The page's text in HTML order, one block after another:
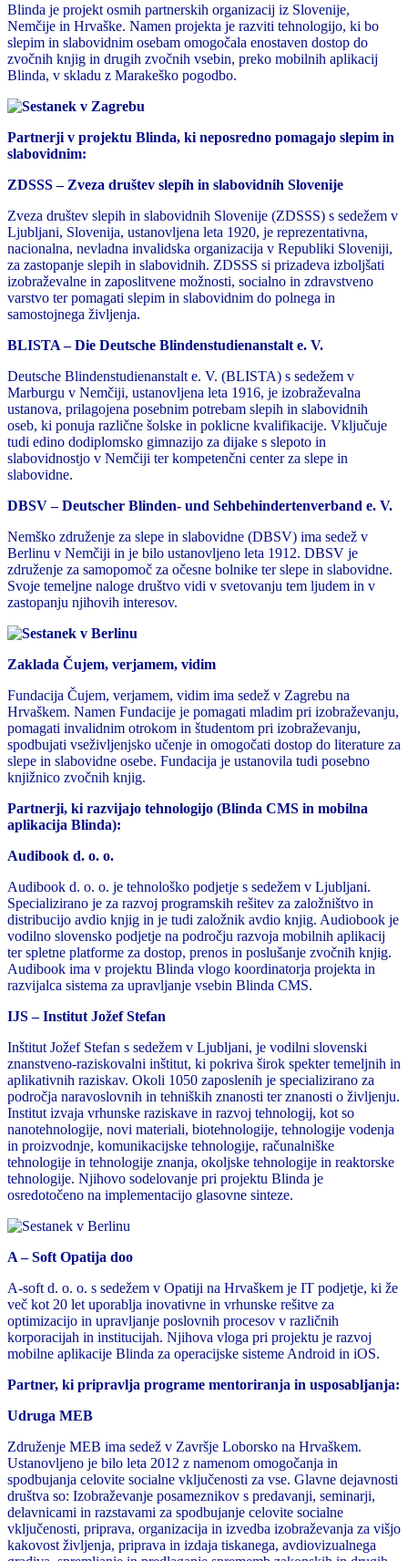
Blinda je projekt osmih partnerskih organizacij iz Slovenije,
Nemčije in Hrvaške. Namen projekta je razviti tehnologijo, ki bo
slepim in slabovidnim osebam omogočala enostaven dostop do
zvočnih knjig in drugih zvočnih vsebin, preko mobilnih aplikacij
Blinda, v skladu z Marakeško pogodbo.
Partnerji v projektu Blinda, ki neposredno pomagajo slepim in
slabovidnim:
ZDSSS – Zveza društev slepih in slabovidnih Slovenije
Zveza društev slepih in slabovidnih Slovenije (ZDSSS) s sedežem v
Ljubljani, Slovenija, ustanovljena leta 1920, je reprezentativna,
nacionalna, nevladna invalidska organizacija v Republiki Sloveniji,
za zastopanje slepih in slabovidnih. ZDSSS si prizadeva izboljšati
izobraževalne in zaposlitvene možnosti, socialno in zdravstveno
varstvo ter pomagati slepim in slabovidnim do polnega in
samostojnega življenja.
BLISTA – Die Deutsche Blindenstudienanstalt e. V.
Deutsche Blindenstudienanstalt e. V. (BLISTA) s sedežem v
Marburgu v Nemčiji, ustanovljena leta 1916, je izobraževalna
ustanova, prilagojena posebnim potrebam slepih in slabovidnih
oseb, ki ponuja različne šolske in poklicne kvalifikacije. Vključuje
tudi edino dodiplomsko gimnazijo za dijake s slepoto in
slabovidnostjo v Nemčiji ter kompetenčni center za slepe in
slabovidne.
DBSV – Deutscher Blinden- und Sehbehindertenverband e. V.
Nemško združenje za slepe in slabovidne (DBSV) ima sedež v
Berlinu v Nemčiji in je bilo ustanovljeno leta 1912. DBSV je
združenje za samopomoč za očesne bolnike ter slepe in slabovidne.
Svoje temeljne naloge društvo vidi v svetovanju tem ljudem in v
zastopanju njihovih interesov.
Zaklada Čujem, verjamem, vidim
Fundacija Čujem, verjamem, vidim ima sedež v Zagrebu na
Hrvaškem. Namen Fundacije je pomagati mladim pri izobraževanju,
pomagati invalidnim otrokom in študentom pri izobraževanju,
spodbujati vseživljenjsko učenje in omogočati dostop do literature za
slepe in slabovidne osebe. Fundacija je ustanovila tudi posebno
knjižnico zvočnih knjig.
Partnerji, ki razvijajo tehnologijo (Blinda CMS in mobilna
aplikacija Blinda):
Audibook d. o. o.
Audibook d. o. o. je tehnološko podjetje s sedežem v Ljubljani.
Specializirano je za razvoj programskih rešitev za založništvo in
distribucijo avdio knjig in je tudi založnik avdio knjig. Audiobook je
vodilno slovensko podjetje na področju razvoja mobilnih aplikacij
ter spletne platforme za dostop, prenos in poslušanje zvočnih knjig.
Audibook ima v projektu Blinda vlogo koordinatorja projekta in
razvijalca sistema za upravljanje vsebin Blinda CMS.
IJS – Institut Jožef Stefan
Inštitut Jožef Stefan s sedežem v Ljubljani, je vodilni slovenski
znanstveno-raziskovalni inštitut, ki pokriva širok spekter temeljnih in
aplikativnih raziskav. Okoli 1050 zaposlenih je specializirano za
področja naravoslovnih in tehniških znanosti ter znanosti o življenju.
Institut izvaja vrhunske raziskave in razvoj tehnologij, kot so
nanotehnologije, novi materiali, biotehnologije, tehnologije vodenja
in proizvodnje, komunikacijske tehnologije, računalniške
tehnologije in tehnologije znanja, okoljske tehnologije in reaktorske
tehnologije. Njihovo sodelovanje pri projektu Blinda je
osredotočeno na implementacijo glasovne sinteze.
A – Soft Opatija doo
A-soft d. o. o. s sedežem v Opatiji na Hrvaškem je IT podjetje, ki že
več kot 20 let uporablja inovativne in vrhunske rešitve za
optimizacijo in upravljanje poslovnih procesov v različnih
korporacijah in institucijah. Njihova vloga pri projektu je razvoj
mobilne aplikacije Blinda za operacijske sisteme Android in iOS.
Partner, ki pripravlja programe mentoriranja in usposabljanja:
Udruga MEB
Združenje MEB ima sedež v Završje Loborsko na Hrvaškem.
Ustanovljeno je bilo leta 2012 z namenom omogočanja in
spodbujanja celovite socialne vključenosti za vse. Glavne dejavnosti
društva so: Izobraževanje posameznikov s predavanji, seminarji,
delavnicami in razstavami za spodbujanje celovite socialne
vključenosti, priprava, organizacija in izvedba izobraževanja za višjo
kakovost življenja, priprava in izdaja tiskanega, avdiovizualnega